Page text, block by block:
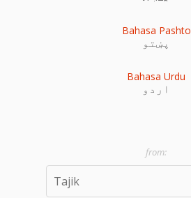
Bahasa Pashto
پښتو
Bahasa Urdu
اردو